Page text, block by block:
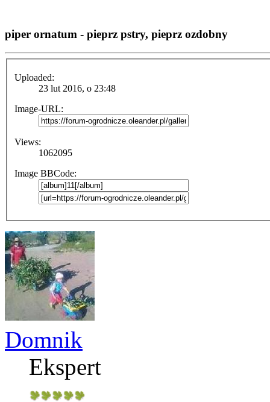
piper ornatum - pieprz pstry, pieprz ozdobny
Uploaded:
23 lut 2016, o 23:48
Image-URL:
Views:
1062095
Image BBCode:
Domnik
Ekspert